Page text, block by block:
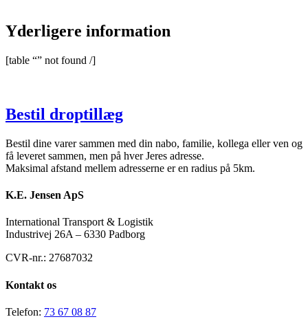
Yderligere information
[table “” not found /]
Bestil droptillæg
Bestil dine varer sammen med din nabo, familie, kollega eller ven og
få leveret sammen, men på hver Jeres adresse.
Maksimal afstand mellem adresserne er en radius på 5km.
K.E. Jensen ApS
International Transport & Logistik
Industrivej 26A – 6330 Padborg
CVR-nr.: 27687032
Kontakt os
Telefon: 73 67 08 87